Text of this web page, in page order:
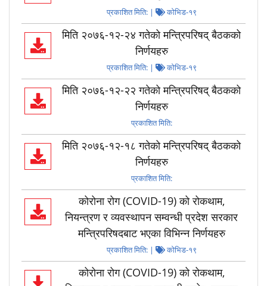
प्रकाशित मिति: | कोभिड-१९
मिति २०७६-१२-२४ गतेको मन्त्रिपरिषद् बैठकको
निर्णयहरु
प्रकाशित मिति: | कोभिड-१९
मिति २०७६-१२-२२ गतेको मन्त्रिपरिषद् बैठकको
निर्णयहरु
प्रकाशित मिति:
मिति २०७६-१२-१८ गतेको मन्त्रिपरिषद् बैठकको
निर्णयहरु
प्रकाशित मिति:
कोरोना रोग (COVID-19) को रोकथाम,
नियन्त्रण र व्यवस्थापन सम्वन्धी प्रदेश सरकार
मन्त्रिपरिषदबाट भएका विभिन्न निर्णयहरु
प्रकाशित मिति: | कोभिड-१९
कोरोना रोग (COVID-19) को रोकथाम,